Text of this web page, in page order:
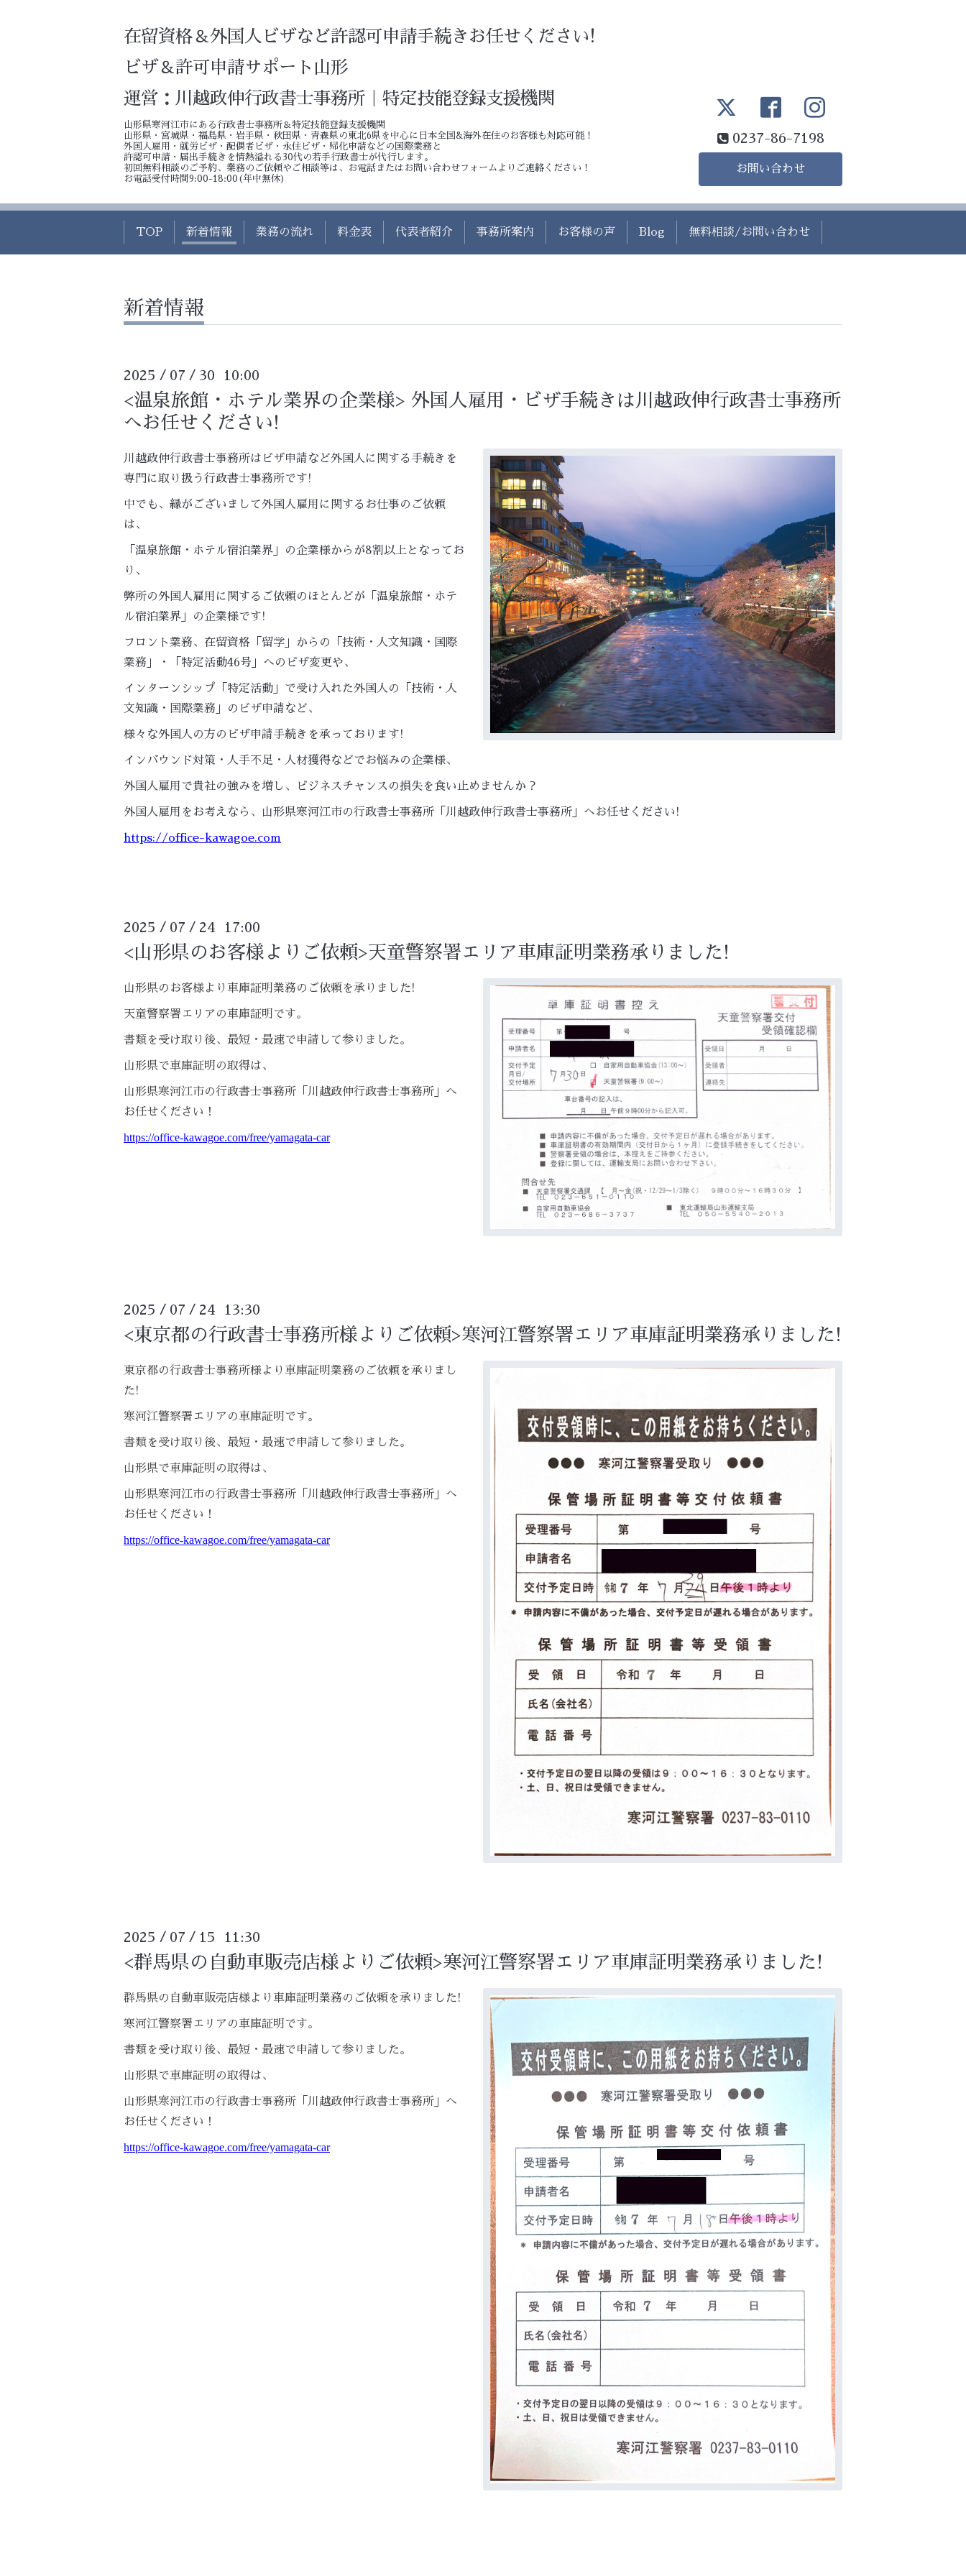
在留資格＆外国人ビザなど許認可申請手続きお任せください!
ビザ＆許可申請サポート山形
運営：川越政伸行政書士事務所｜特定技能登録支援機関
山形県寒河江市にある行政書士事務所＆特定技能登録支援機関
山形県・宮城県・福島県・岩手県・秋田県・青森県の東北6県を中心に日本全国&海外在住のお客様も対応可能！
外国人雇用・就労ビザ・配偶者ビザ・永住ビザ・帰化申請などの国際業務と
許認可申請・届出手続きを情熱溢れる30代の若手行政書士が代行します。
初回無料相談のご予約、業務のご依頼やご相談等は、お電話またはお問い合わせフォームよりご連絡ください！
お電話受付時間9:00-18:00(年中無休)
0237-86-7198
お問い合わせ
TOP 新着情報 業務の流れ 料金表 代表者紹介 事務所案内 お客様の声 Blog 無料相談/お問い合わせ
新着情報
2025 / 07 / 30 10:00
<温泉旅館・ホテル業界の企業様> 外国人雇用・ビザ手続きは川越政伸行政書士事務所
へお任せください!
川越政伸行政書士事務所はビザ申請など外国人に関する手続きを
専門に取り扱う行政書士事務所です!
中でも、縁がございまして外国人雇用に関するお仕事のご依頼
は、
「温泉旅館・ホテル宿泊業界」の企業様からが8割以上となってお
り、
弊所の外国人雇用に関するご依頼のほとんどが「温泉旅館・ホテ
ル宿泊業界」の企業様です!
フロント業務、在留資格「留学」からの「技術・人文知識・国際
業務」・「特定活動46号」へのビザ変更や、
インターンシップ「特定活動」で受け入れた外国人の「技術・人
文知識・国際業務」のビザ申請など、
様々な外国人の方のビザ申請手続きを承っております!
インバウンド対策・人手不足・人材獲得などでお悩みの企業様、
外国人雇用で貴社の強みを増し、ビジネスチャンスの損失を食い止めませんか？
外国人雇用をお考えなら、山形県寒河江市の行政書士事務所「川越政伸行政書士事務所」へお任せください!
https://office-kawagoe.com
2025 / 07 / 24 17:00
<山形県のお客様よりご依頼>天童警察署エリア車庫証明業務承りました!
山形県のお客様より車庫証明業務のご依頼を承りました!
天童警察署エリアの車庫証明です。
書類を受け取り後、最短・最速で申請して参りました。
山形県で車庫証明の取得は、
山形県寒河江市の行政書士事務所「川越政伸行政書士事務所」へ
お任せください！
https://office-kawagoe.com/free/yamagata-car
2025 / 07 / 24 13:30
<東京都の行政書士事務所様よりご依頼>寒河江警察署エリア車庫証明業務承りました!
東京都の行政書士事務所様より車庫証明業務のご依頼を承りまし
た!
寒河江警察署エリアの車庫証明です。
書類を受け取り後、最短・最速で申請して参りました。
山形県で車庫証明の取得は、
山形県寒河江市の行政書士事務所「川越政伸行政書士事務所」へ
お任せください！
https://office-kawagoe.com/free/yamagata-car
2025 / 07 / 15 11:30
<群馬県の自動車販売店様よりご依頼>寒河江警察署エリア車庫証明業務承りました!
群馬県の自動車販売店様より車庫証明業務のご依頼を承りました!
寒河江警察署エリアの車庫証明です。
書類を受け取り後、最短・最速で申請して参りました。
山形県で車庫証明の取得は、
山形県寒河江市の行政書士事務所「川越政伸行政書士事務所」へ
お任せください！
https://office-kawagoe.com/free/yamagata-car